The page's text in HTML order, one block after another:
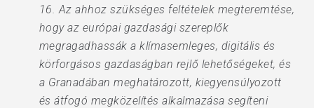
16. Az ahhoz szükséges feltételek megteremtése,
hogy az európai gazdasági szereplők
megragadhassák a klímasemleges, digitális és
körforgásos gazdaságban rejlő lehetőségeket, és
a Granadában meghatározott, kiegyensúlyozott
és átfogó megközelítés alkalmazása segíteni